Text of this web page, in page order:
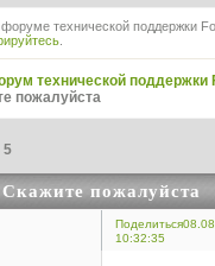
технической поддержки
технической поддержки
пожалуйста
Скажите пожалуйста
5
Поделиться
10:32:35